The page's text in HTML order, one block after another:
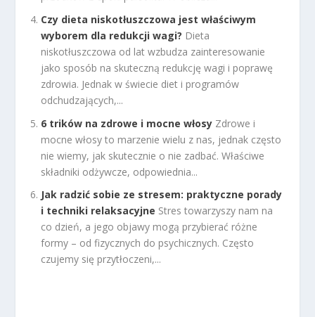
Czy dieta niskotłuszczowa jest właściwym
wyborem dla redukcji wagi? Dieta
niskotłuszczowa od lat wzbudza zainteresowanie
jako sposób na skuteczną redukcję wagi i poprawę
zdrowia. Jednak w świecie diet i programów
odchudzających,...
6 trików na zdrowe i mocne włosy Zdrowe i
mocne włosy to marzenie wielu z nas, jednak często
nie wiemy, jak skutecznie o nie zadbać. Właściwe
składniki odżywcze, odpowiednia...
Jak radzić sobie ze stresem: praktyczne porady
i techniki relaksacyjne Stres towarzyszy nam na
co dzień, a jego objawy mogą przybierać różne
formy – od fizycznych do psychicznych. Często
czujemy się przytłoczeni,...